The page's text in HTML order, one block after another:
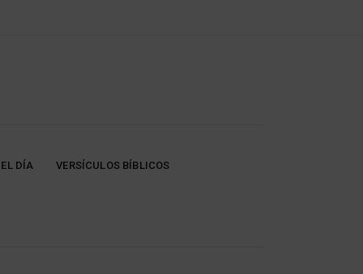
DÍA VERSÍCULOS BÍBLICOS